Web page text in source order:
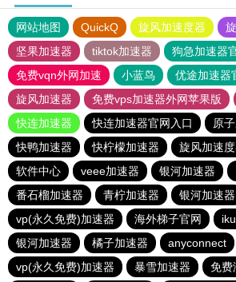
网站地图 QuickQ 旋风加速度器
坚果加速器
tiktok加速器
狗急加速器
免费vqn外网加速
小蓝鸟 优途加速器
旋风加速器
免费vps加速器外网苹果版
快连加速器
快连加速器官网入口
原
快鸭加速器
快柠檬加速器 旋风加速
软件中心
veee加速器 银河加速器
番石榴加速器
青柠加速器
银河加速器
vp(永久免费)加速器
海外梯子官网
银河加速器
橘子加速器
anyconnect
vp(永久免费)加速器
暴雪加速器
免费